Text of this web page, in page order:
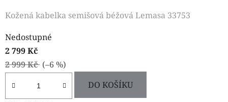
Kožená kabelka semišová béžová Lemasa 33753
Nedostupné
2 799 Kč
2 999 Kč (–6 %)
DO KOŠÍKU